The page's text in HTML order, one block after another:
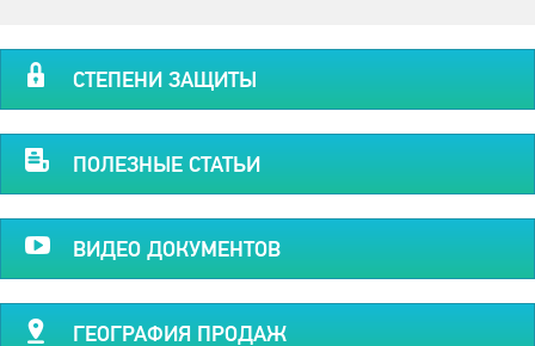
СТЕПЕНИ ЗАЩИТЫ
ПОЛЕЗНЫЕ СТАТЬИ
ВИДЕО ДОКУМЕНТОВ
ГЕОГРАФИЯ ПРОДАЖ